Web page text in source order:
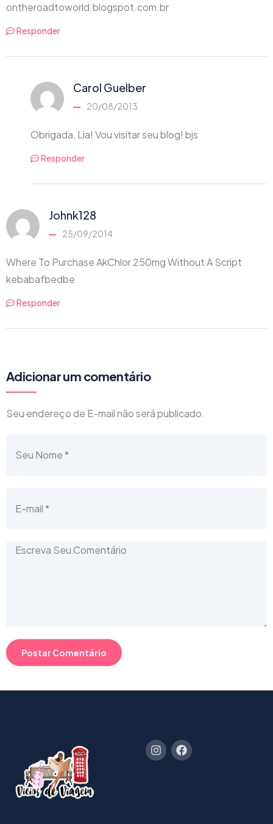
ontheroadtoworld.blogspot.com.br
Responder
Carol Guelber
20/08/2013
Obrigada, Lia! Vou visitar seu blog! bjs
Responder
Johnk128
25/09/2014
Where To Purchase AkChlor 250mg Without A Script
kebabafbedbe
Responder
Adicionar um comentário
Seu endereço de E-mail não será publicado.